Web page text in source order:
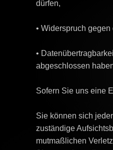
dürfen,
• Widerspruch
•
abgeschlossen
Sofern Sie uns eine
Sie können sich
zuständige
mutmaßlichen